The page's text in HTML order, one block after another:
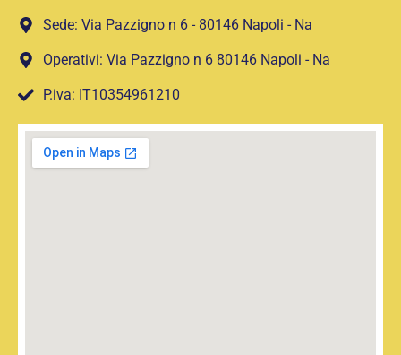
Sede: Via Pazzigno n 6 - 80146 Napoli - Na
Operativi: Via Pazzigno n 6 80146 Napoli - Na
P.iva: IT10354961210